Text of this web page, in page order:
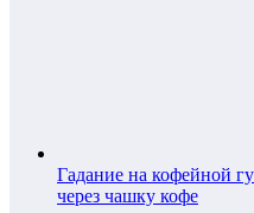
Гадание на кофейной
через чашку кофе